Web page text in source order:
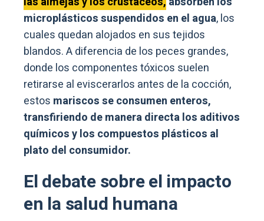
microplásticos suspendidos en el agua, los
cuales quedan alojados en sus tejidos
blandos. A diferencia de los peces grandes,
donde los componentes tóxicos suelen
retirarse al eviscerarlos antes de la cocción,
estos mariscos se consumen enteros,
transfiriendo de manera directa los aditivos
químicos y los compuestos plásticos al
plato del consumidor.
El debate sobre el impacto
en la salud humana